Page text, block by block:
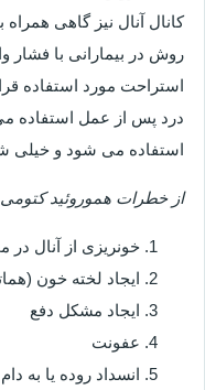
کانال آنال نیز گاهی
روش در بیمارانی با فشار
استراحت مورد استفاده
درد پس از عمل استفاده
استفاده می شود و خیلی
از خطرات هموروئید کتومی
خونریزی از آنال
ایجاد لخته خون
ایجاد مشکل دفع
عفونت
انسداد روده یا به